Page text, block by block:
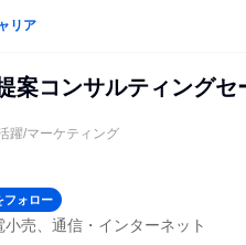
リア
案コンサルティング
躍/マーケティング
フォロー
売、通信・インターネット